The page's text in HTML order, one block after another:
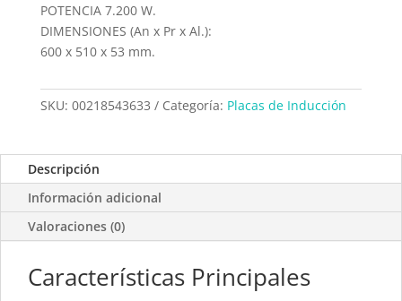
POTENCIA 7.200 W.
DIMENSIONES (An x Pr x Al.):
600 x 510 x 53 mm.
SKU: 00218543633 Categoría: Placas de Inducción
Descripción
Información adicional
Valoraciones (0)
Características Principales